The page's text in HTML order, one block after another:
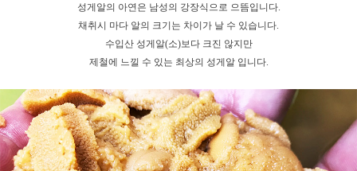
성게알의 아연은 남성의 강장식으로 으뜸입니다.
채취시 마다 알의 크기는 차이가 날 수 있습니다.
수입산 성게알(소)보다 크진 않지만
제철에 느낄 수 있는 최상의 성게알 입니다.